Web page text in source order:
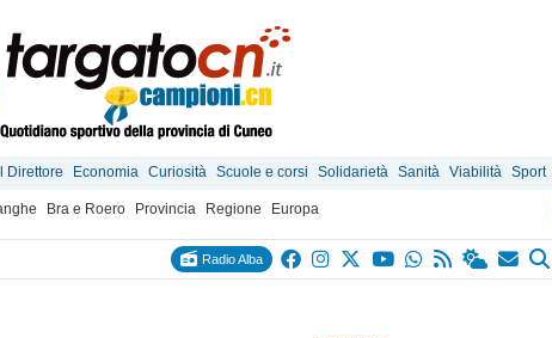
Direttore Economia Curiosità Scuole e corsi Solidarietà Sanità Viabilità Sport
Bra e Roero Provincia Regione Europa
Radio Alba